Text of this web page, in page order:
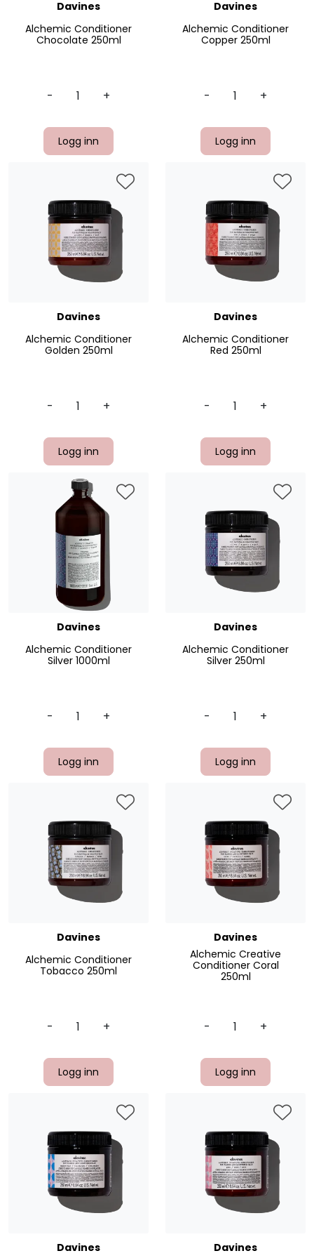
Davines
Alchemic Conditioner
Chocolate 250ml
- +
Logg inn
Davines
Alchemic Conditioner
Copper 250ml
- +
Logg inn
Davines
Alchemic Conditioner
Golden 250ml
- +
Logg inn
Davines
Alchemic Conditioner
Red 250ml
- +
Logg inn
Davines
Alchemic Conditioner
Silver 1000ml
- +
Logg inn
Davines
Alchemic Conditioner
Silver 250ml
- +
Logg inn
Davines
Alchemic Conditioner
Tobacco 250ml
- +
Logg inn
Davines
Alchemic Creative
Conditioner Coral
250ml
- +
Logg inn
Davines
Davines